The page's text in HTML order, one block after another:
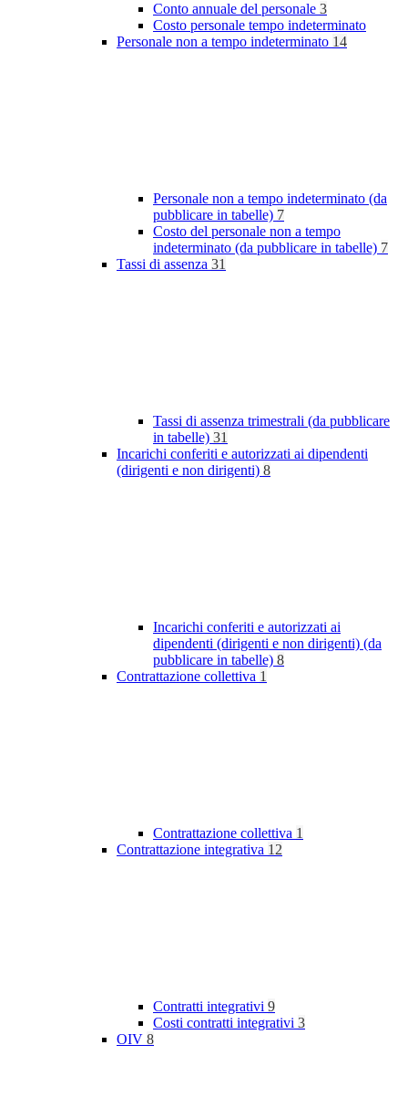
Conto annuale del personale 3
Costo personale tempo indeterminato
Personale non a tempo indeterminato 14
Personale non a tempo indeterminato (da
pubblicare in tabelle) 7
Costo del personale non a tempo
indeterminato (da pubblicare in tabelle) 7
Tassi di assenza 31
Tassi di assenza trimestrali (da pubblicare
in tabelle) 31
Incarichi conferiti e autorizzati ai dipendenti
(dirigenti e non dirigenti) 8
Incarichi conferiti e autorizzati ai
dipendenti (dirigenti e non dirigenti) (da
pubblicare in tabelle) 8
Contrattazione collettiva 1
Contrattazione collettiva 1
Contrattazione integrativa 12
Contratti integrativi 9
Costi contratti integrativi 3
OIV 8